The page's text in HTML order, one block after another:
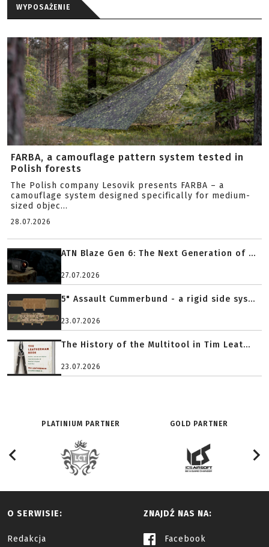
WYPOSAŻENIE
FARBA, a camouflage pattern system tested in
Polish forests
The Polish company Lesovik presents FARBA – a
camouflage system designed specifically for medium-
sized objec...
28.07.2026
ATN Blaze Gen 6: The Next Generation of ...
27.07.2026
5" Assault Cummerbund - a rigid side sys...
23.07.2026
The History of the Multitool in Tim Leat...
23.07.2026
PLATINIUM PARTNER GOLD PARTNER
O SERWISIE:
Redakcja
ZNAJDŹ NAS NA:
Facebook